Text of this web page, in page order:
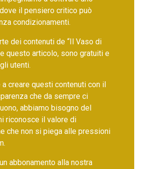
il pensiero critico può
condizionamenti.
dei contenuti de “Il Vaso di
questo articolo, sono gratuiti e
utenti.
a creare questi contenuti con il
che da sempre ci
abbiamo bisogno del
riconosce il valore di
che non si piega alle pressioni
abbonamento alla nostra